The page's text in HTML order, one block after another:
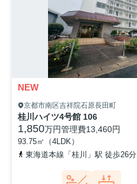
NEW
京都市南区吉祥院石原長田町
桂川ハイツ4号館 106
1,850万円管理費13,460円
93.75㎡（4LDK）
東海道本線「桂川」駅 徒歩26分